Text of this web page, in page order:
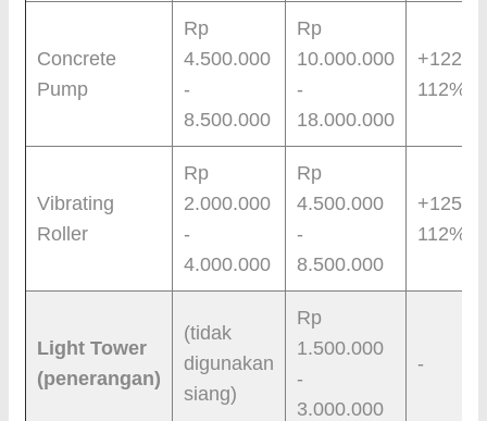
Concrete
Pump
Rp
4.500.000
-
8.500.000
Rp
10.000.000
-
18.000.000
+122%
112%
Vibrating
Roller
Rp
2.000.000
-
4.000.000
Rp
4.500.000
-
8.500.000
+125%
112%
Light Tower
(penerangan)
(tidak
digunakan
siang)
Rp
1.500.000
-
3.000.000
-